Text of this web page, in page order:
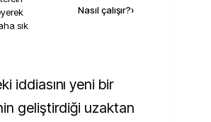
sık
Nasıl çalışır?›
geliştirdiği uzaktan